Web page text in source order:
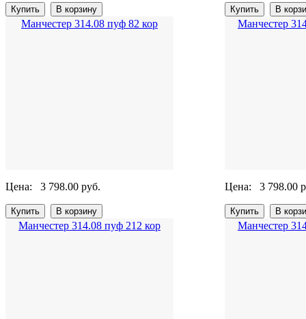
Манчестер 314.08 пуф 82 кор
Цена: 3 798.00 руб.
Манчестер
Цена: 3 798.00
Манчестер 314.08 пуф 212 кор Манчестер